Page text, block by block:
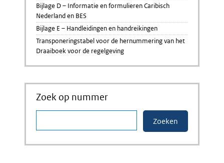
Bijlage D – Informatie en formulieren Caribisch
Nederland en BES
Bijlage E – Handleidingen en handreikingen
Transponeringstabel voor de hernummering van het
Draaiboek voor de regelgeving
Zoek op nummer